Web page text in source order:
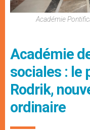
Académie
Académie
sociales : le
Rodrik,
ordinaire